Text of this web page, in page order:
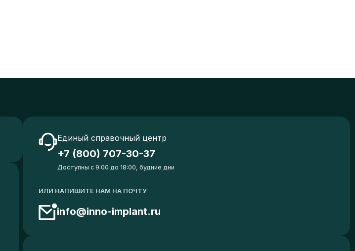
Единый справочный центр
+7 (800) 707-30-37
Доступны с 9:00 до 18:00, будние дни
ИЛИ НАПИШИТЕ НАМ НА ПОЧТУ
info@inno-implant.ru